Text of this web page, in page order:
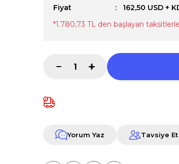
Fiyat
162,50 USD +
*1.780,73 TL den başlayan
Yorum Yaz Tavsiye Et